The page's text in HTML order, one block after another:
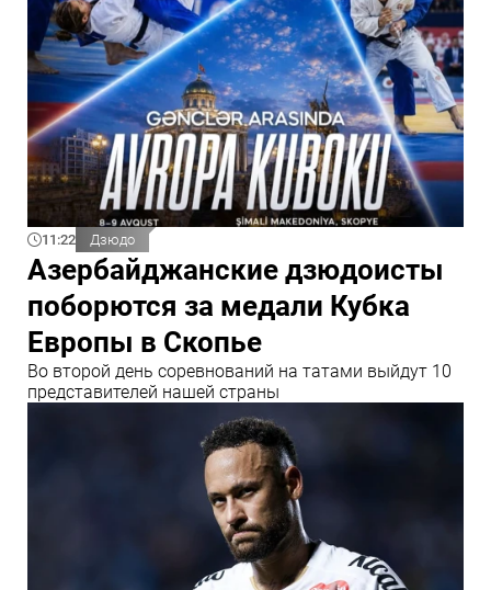
11:22 Дзюдо
Азербайджанские дзюдоисты
поборются за медали Кубка
Европы в Скопье
Во второй день соревнований на татами выйдут 10
представителей нашей страны